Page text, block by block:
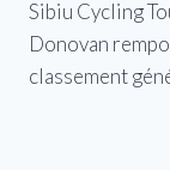
de
l’article
Sibiu Cycling
Donovan
classement